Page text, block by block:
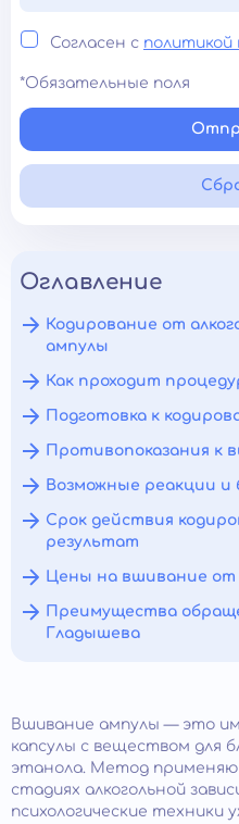
Согласен с политикой
*Обязательные поля
Оглавление
Кодирование от
ампулы
Как проходит
Подготовка к
Противопоказания к
Возможные реакции и
Срок действия
результат
Цены на вшивание от
Преимущества
Гладышева
Вшивание ампулы — это
капсулы с веществом для
этанола. Метод
стадиях алкогольной
психологические техники